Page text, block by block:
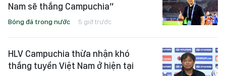
Nam sẽ thắng Campuchia”
Bóng đá trong nước 5 giờ trước
HLV Campuchia thừa nhận khó
thắng tuyển Việt Nam ở hiện tại